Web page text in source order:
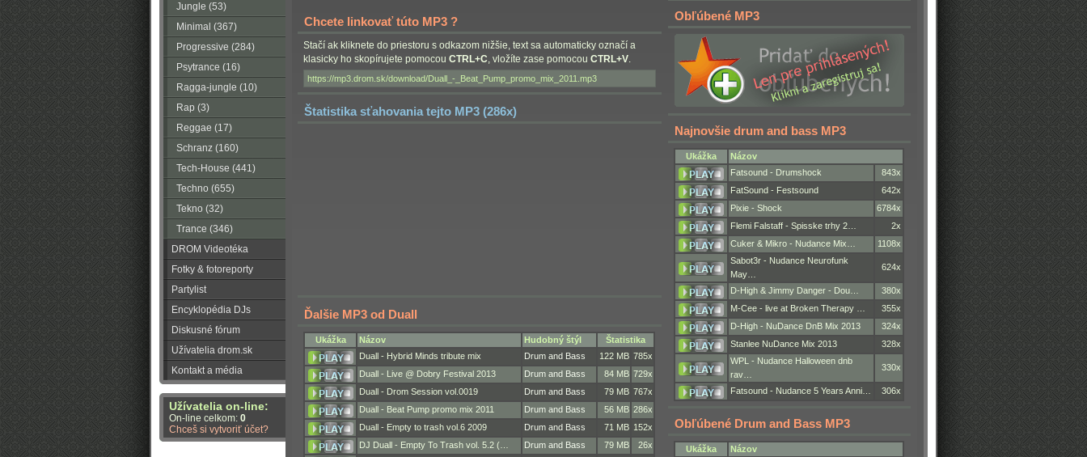
Jungle (53)
Minimal (367)
Progressive (284)
Psytrance (16)
Ragga-jungle (10)
Rap (3)
Reggae (17)
Schranz (160)
Tech-House (441)
Techno (655)
Tekno (32)
Trance (346)
DROM Videotéka
Fotky & fotoreporty
Partylist
Encyklopédia DJs
Diskusné fórum
Užívatelia drom.sk
Kontakt a média
Užívatelia on-line:
On-line celkom: 0
Chceš si vytvoriť účet?
Chcete linkovať túto MP3 ?
Stačí ak kliknete do priestoru s odkazom nižšie, text sa automaticky označí a
klasicky ho skopírujete pomocou CTRL+C, vložíte zase pomocou CTRL+V.
Štatistika sťahovania tejto MP3 (286x)
Ďalšie MP3 od Duall
Ukážka Názov Hudobný štýl
Štatistika
Duall - Hybrid Minds tribute mix
Drum and Bass 122 MB 785x
Duall - Live @ Dobry Festival 2013
Drum and Bass 84 MB 729x
Duall - Drom Session vol.0019
Drum and Bass 79 MB 767x
Duall - Beat Pump promo mix 2011
Drum and Bass 56 MB 286x
Duall - Empty to trash vol.6 2009
Drum and Bass 71 MB 152x
DJ Duall - Empty To Trash vol. 5.2 (…
Drum and Bass 79 MB
26x
Obľúbené MP3
Najnovšie drum and bass MP3
Ukážka
Názov
Fatsound - Drumshock
843x
FatSound - Festsound
642x
Pixie - Shock
6784x
Flemi Falstaff - Spisske trhy 2…
2x
Cuker & Mikro - Nudance Mix…
1108x
Sabot3r - Nudance Neurofunk
May…
624x
D-High & Jimmy Danger - Dou…
380x
M-Cee - live at Broken Therapy …
355x
D-High - NuDance DnB Mix 2013
324x
Stanlee NuDance Mix 2013
328x
WPL - Nudance Halloween dnb
rav…
330x
Fatsound - Nudance 5 Years Anni… 306x
Obľúbené Drum and Bass MP3
Ukážka
Názov